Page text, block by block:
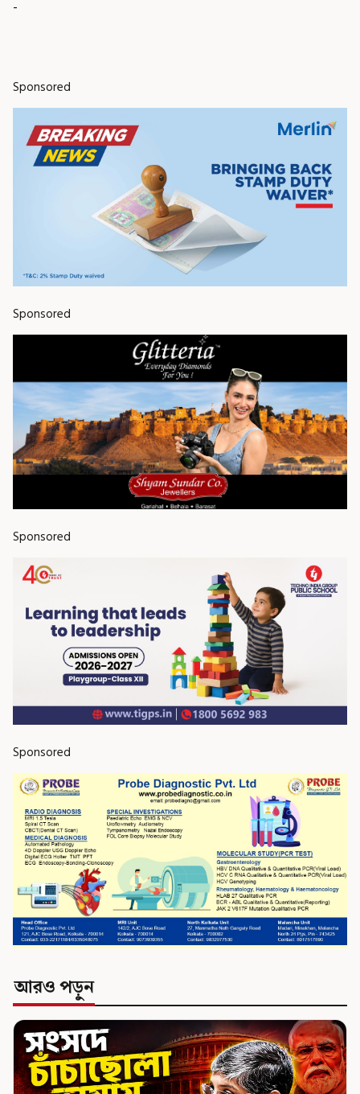
-
Sponsored
Sponsored
Sponsored
Sponsored
আরও পড়ুন